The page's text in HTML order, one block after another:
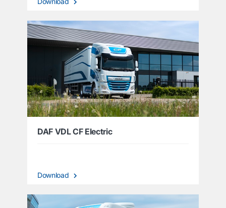
DAF VDL CF Electric
Download